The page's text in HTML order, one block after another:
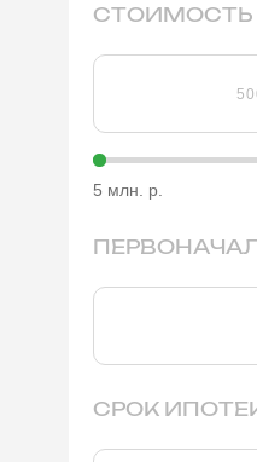
СТОИМОСТЬ
5 млн. р.
СРОК